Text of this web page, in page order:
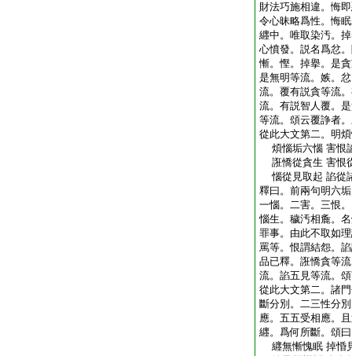
財法巧施相違。悔
令心昧略爲性。悔
纒中。唯取染汚。
心憤發。説名爲忿
慚。慳。掉擧。是
是無明等流。嫉。
流。覆有説貪等流
流。有説智人覆。
等流。頌云覆諍者
從此大文第二。明
煩惱垢六惱 害恨
誑憍從貪生 害恨
惱從見取起 諂從
釋曰。前兩句明六
一惱。二害。三恨
惱生。穢汚相麁。
罪事。由此不取如
罵等。恨謂結怨。
品已釋。誑憍貪等
流。諂五見等流。
從此大文第二。諸
斷分別。二三性分
應。五五受相應。
纒。爲何所斷。頌曰
纒無慚愧眠 掉惛